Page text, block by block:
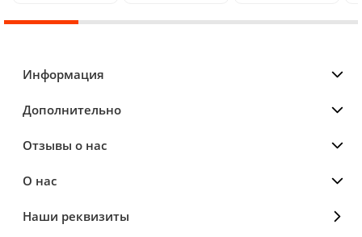
Информация
Дополнительно
Отзывы о нас
О нас
Наши реквизиты